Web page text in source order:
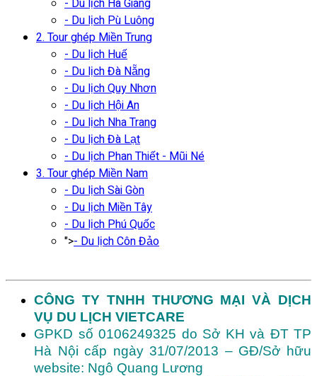
- Du lịch Hà Giang
- Du lịch Pù Luông
2. Tour ghép Miền Trung
- Du lịch Huế
- Du lịch Đà Nẵng
- Du lịch Quy Nhơn
- Du lịch Hội An
- Du lịch Nha Trang
- Du lịch Đà Lạt
- Du lịch Phan Thiết - Mũi Né
3. Tour ghép Miền Nam
- Du lịch Sài Gòn
- Du lịch Miền Tây
- Du lịch Phú Quốc
">- Du lịch Côn Đảo
CÔNG TY TNHH THƯƠNG MẠI VÀ DỊCH
VỤ DU LỊCH VIETCARE
GPKD số 0106249325 do Sở KH và ĐT TP
Hà Nội cấp ngày 31/07/2013 – GĐ/Sở hữu
website: Ngô Quang Lương